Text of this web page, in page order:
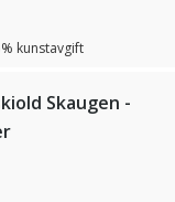
kunstavgift
Skaugen -